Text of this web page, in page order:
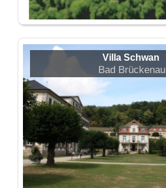
Villa Schwan
Bad Brückenau